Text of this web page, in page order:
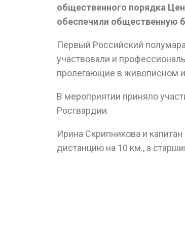
общественного порядка
обеспечили общественную
Первый Российский
участвовали и
пролегающие в живописном
В мероприятии приняло
Росгвардии.
Ирина Скрипникова и
дистанцию на 10 км., а